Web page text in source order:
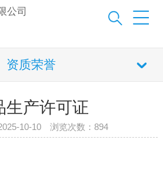
资质荣誉
生产许可证
10-10 浏览次数：894